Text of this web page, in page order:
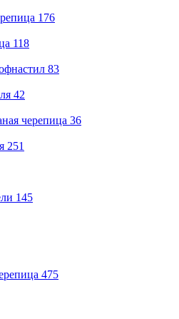
176
118
83
42
черепица 36
251
145
475